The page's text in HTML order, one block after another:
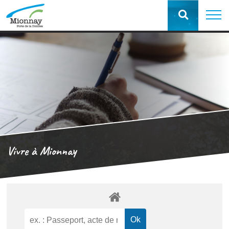
Vivre à Mionnay